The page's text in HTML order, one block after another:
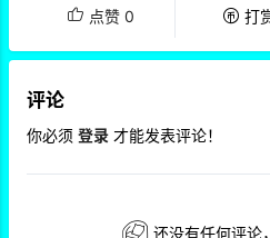
点赞 0 打
评论
你必须 登录 才能发表评论！
还没有任何评论